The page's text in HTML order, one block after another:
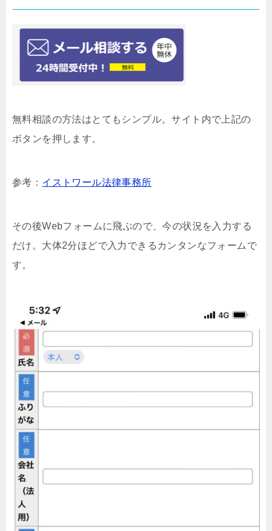
無料相談の方法はとてもシンプル。サイト内で上記の
ボタンを押します。
参考： イストワール法律事務所
その後Webフォームに飛ぶので、今の状況を入力する
だけ。大体2分ほどで入力できるカンタンなフォームで
す。